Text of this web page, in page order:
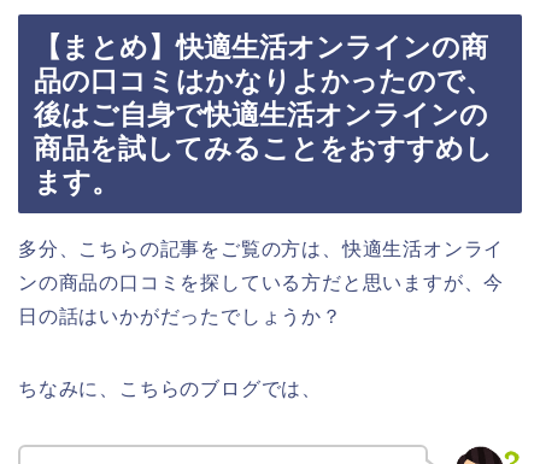
【まとめ】快適生活オンラインの商
品の口コミはかなりよかったので、
後はご自身で快適生活オンラインの
商品を試してみることをおすすめし
ます。
多分、こちらの記事をご覧の方は、快適生活オンライ
ンの商品の口コミを探している方だと思いますが、今
日の話はいかがだったでしょうか？
ちなみに、こちらのブログでは、